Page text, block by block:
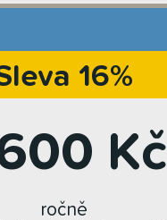
16%
Kč
ročně